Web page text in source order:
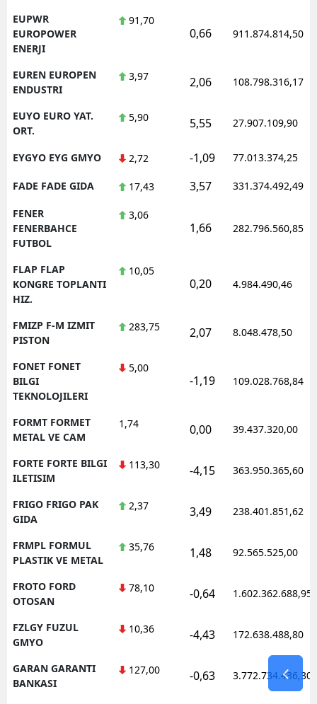
EUPWR
EUROPOWER
ENERJI
91,70
0,66 911.874.814,50
EUREN EUROPEN
ENDUSTRI
3,97 2,06 108.798.316,17
EUYO EURO YAT.
ORT.
5,90 5,55 27.907.109,90
EYGYO EYG GMYO 2,72 -1,09 77.013.374,25
FADE FADE GIDA 17,43 3,57 331.374.492,49
FENER
FENERBAHCE
FUTBOL
3,06
1,66 282.796.560,85
FLAP FLAP
KONGRE TOPLANTI
HIZ.
10,05
0,20 4.984.490,46
FMIZP F-M IZMIT
PISTON
283,75 2,07 8.048.478,50
FONET FONET
BILGI
TEKNOLOJILERI
5,00
-1,19 109.028.768,84
FORMT FORMET
METAL VE CAM
1,74 0,00 39.437.320,00
FORTE FORTE BILGI
ILETISIM
113,30 -4,15 363.950.365,60
FRIGO FRIGO PAK
GIDA
2,37 3,49 238.401.851,62
FRMPL FORMUL
PLASTIK VE METAL
35,76 1,48 92.565.525,00
FROTO FORD
OTOSAN
78,10 -0,64 1.602.362.688,95
FZLGY FUZUL
GMYO
10,36 -4,43 172.638.488,80
GARAN GARANTI
BANKASI
127,00 -0,63 3.772.734.436,30